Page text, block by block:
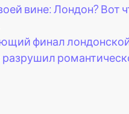
вине: Лондон? Вот
финал